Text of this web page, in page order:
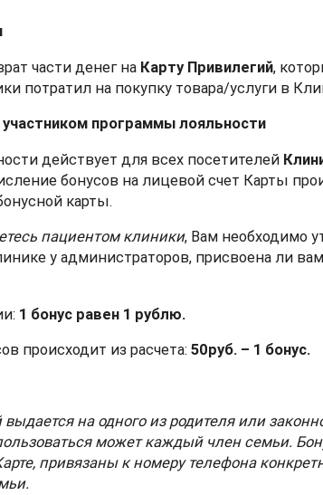
части денег на Карту Привилегий,
потратил на покупку товара/услуги в
программы лояльности
действует для всех посетителей
бонусов на лицевой счет Карты
карты.
пациентом клиники, Вам необходимо
у администраторов, присвоена ли вам
1 бонус равен 1 рублю.
происходит из расчета: 50руб. – 1 бонус.
на одного из родителя или
может каждый член семьи.
привязаны к номеру телефона